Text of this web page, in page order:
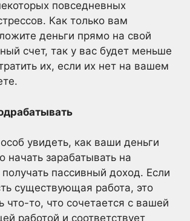
повседневных
Как только вам
деньги прямо на свой
счет, так у вас будет меньше
их, если их нет на вашем
увидеть, как ваши деньги
начать зарабатывать на
пассивный доход. Если
существующая работа, это
что-то, что сочетается с вашей
работой и соответствует